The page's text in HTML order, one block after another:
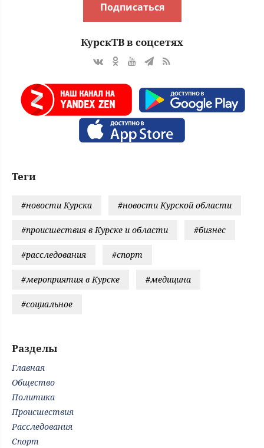
Подписаться
КурскТВ в соцсетях
Теги
#новости Курска #новости Курской области
#происшествия в Курске и области #бизнес
#расследования #спорт
#мероприятия в Курске #медицина
#социальное
Разделы
Главная
Общество
Политика
Происшествия
Расследования
Спорт